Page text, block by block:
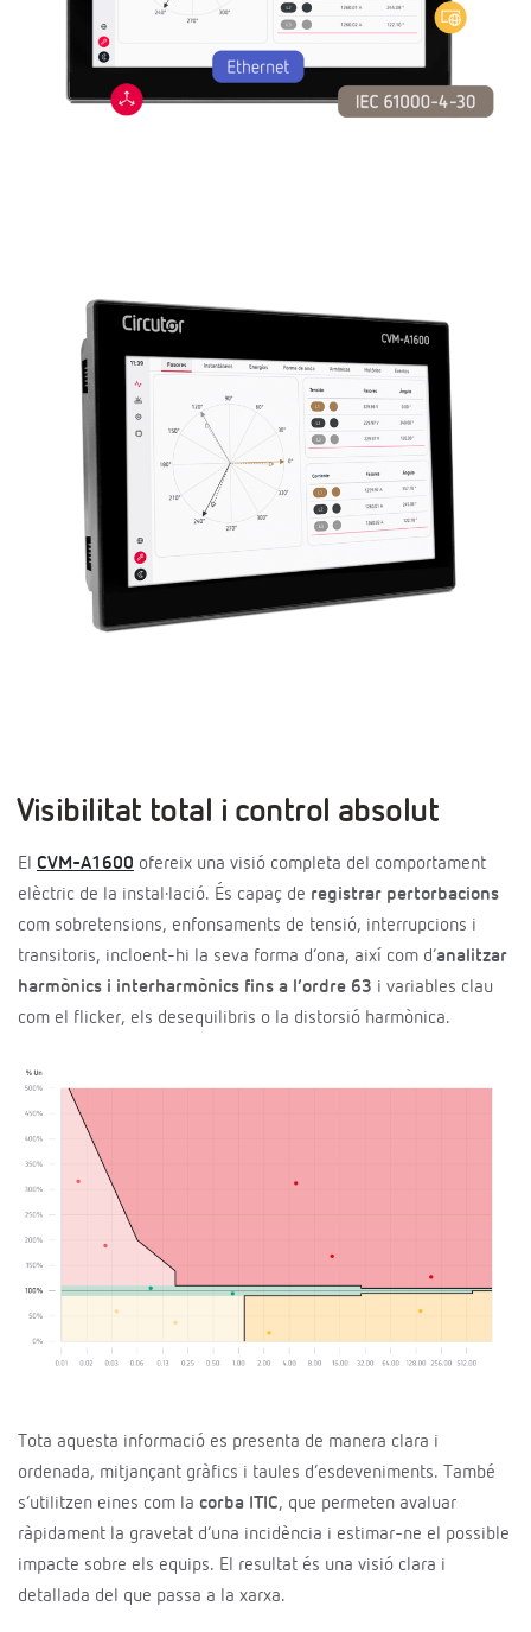
Visibilitat total i control absolut
El CVM-A1600 ofereix una visió completa del comportament
elèctric de la instal·lació. És capaç de registrar pertorbacions
com sobretensions, enfonsaments de tensió, interrupcions i
transitoris, incloent-hi la seva forma d’ona, així com d’analitzar
harmònics i interharmònics fins a l’ordre 63 i variables clau
com el flicker, els desequilibris o la distorsió harmònica.
Tota aquesta informació es presenta de manera clara i
ordenada, mitjançant gràfics i taules d’esdeveniments. També
s’utilitzen eines com la corba ITIC, que permeten avaluar
ràpidament la gravetat d’una incidència i estimar-ne el possible
impacte sobre els equips. El resultat és una visió clara i
detallada del que passa a la xarxa.